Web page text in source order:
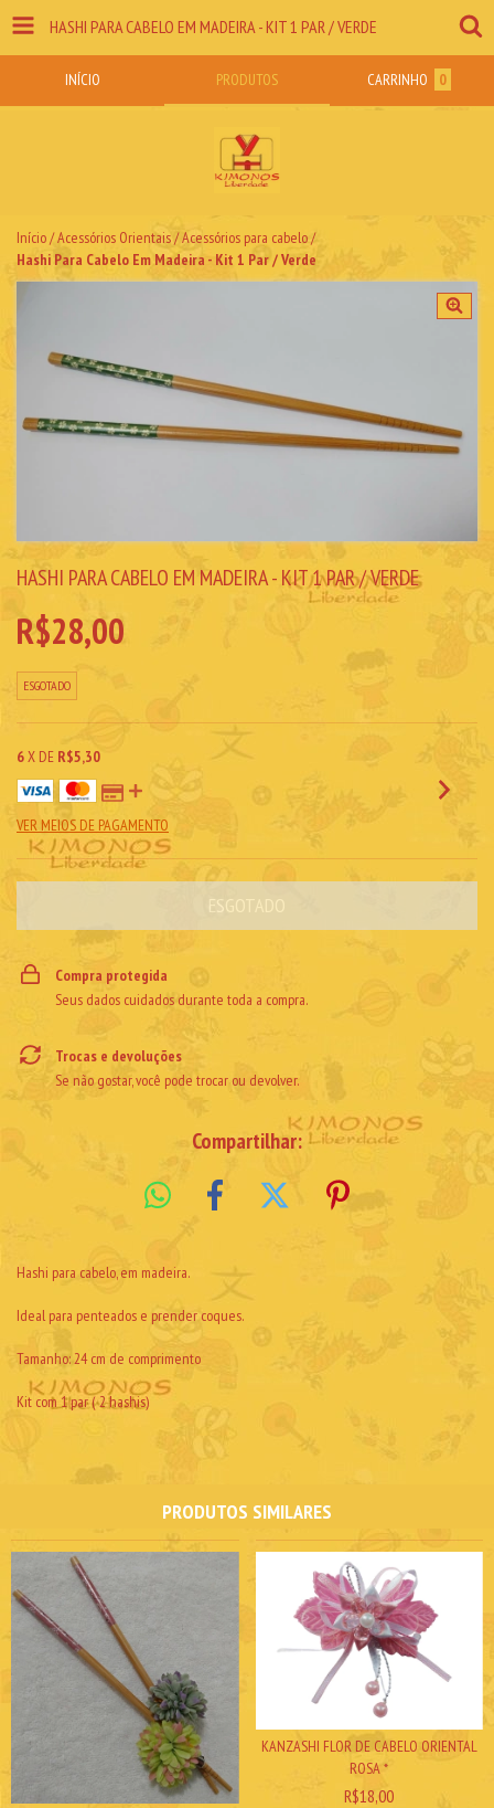
HASHI PARA CABELO EM MADEIRA - KIT 1 PAR / VERDE
INÍCIO PRODUTOS CARRINHO 0
Início/Acessórios Orientais/Acessórios para cabelo/
Hashi Para Cabelo Em Madeira - Kit 1 Par / Verde
HASHI PARA CABELO EM MADEIRA - KIT 1 PAR / VERDE
R$28,00
ESGOTADO
6X DE R$5,30
VER MEIOS DE PAGAMENTO
Compra protegida
Seus dados cuidados durante toda a compra.
Trocas e devoluções
Se não gostar, você pode trocar ou devolver.
Compartilhar:
Hashi para cabelo, em madeira.
Ideal para penteados e prender coques.
Tamanho: 24 cm de comprimento
Kit com 1 par ( 2 hashis)
PRODUTOS SIMILARES
KANZASHI FLOR DE CABELO ORIENTAL
ROSA *
R$18,00